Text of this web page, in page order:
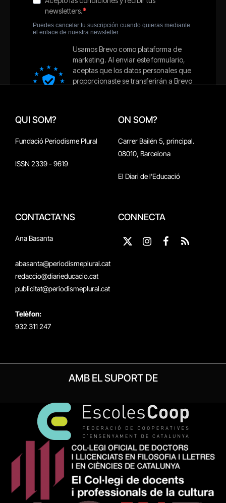
QUI SOM?
Fundació Periodisme Plural
ISSN 2339 - 9619
ON SOM?
Carrer Bailén 5, principal.
08010, Barcelona
El Diari de l'Educació
CONTACTA'NS
Ana Basanta
abasanta@periodismeplural.cat
redaccio@diarieducacio.cat
publicitat@periodismeplural.cat
Telèfon:
932 311 247
CONNECTA
X
Instagram
Facebook
RSS
AMB EL SUPORT DE